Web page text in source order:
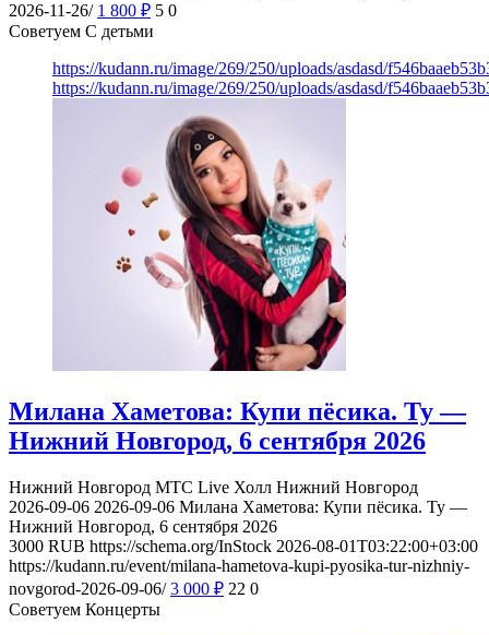
2026-11-26/ 1 800 ₽ 5 0
Советуем С детьми
https://kudann.ru/image/269/250/uploads/asdasd/
https://kudann.ru/image/269/250/uploads/asdasd/
Милана Хаметова: Купи пёсика. Ту —
Нижний Новгород, 6 сентября 2026
Нижний Новгород МТС Live Холл Нижний Новгород
2026-09-06 2026-09-06 Милана Хаметова: Купи пёсика. Ту —
Нижний Новгород, 6 сентября 2026
3000 RUB https://schema.org/InStock 2026-08-01T03:22:00+03:00
https://kudann.ru/event/milana-hametova-kupi-pyosika-tur-nizhniy-
novgorod-2026-09-06/ 3 000 ₽ 22 0
Советуем Концерты